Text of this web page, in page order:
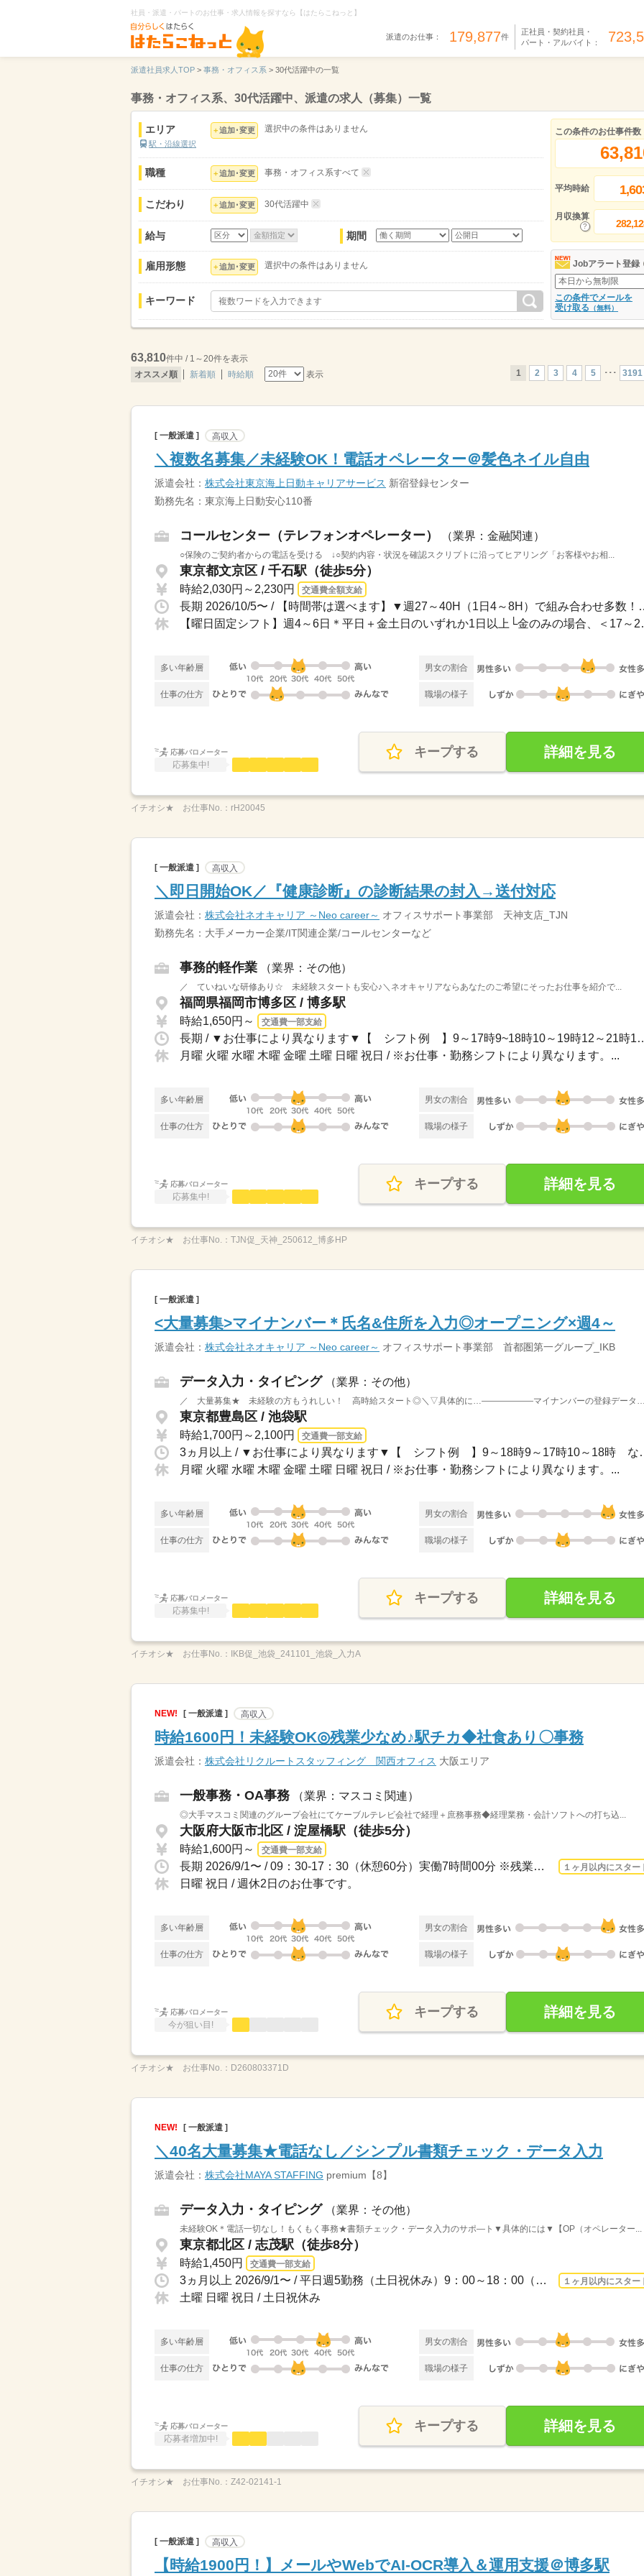
社員・派遣・パートのお仕事・求人情報を探すなら【はたらこねっと】
派遣のお仕事： 179,877件
正社員・契約社員・
パート・アルバイト：
派遣社員求人TOP > 事務・オフィス系 > 30代活躍中の一覧
事務・オフィス系、30代活躍中、派遣の求人（募集）一覧
エリア
駅・沿線選択
追加･変更 選択中の条件はありません
職種 追加･変更 事務・オフィス系すべて
こだわり 追加･変更 30代活躍中
給与 期間
雇用形態 追加･変更 選択中の条件はありません
キーワード
この条件のお仕事件数
平均時給
月収換算
Jobアラート登録
この条件でメールを
受け取る （無料）
63,810件中 / 1～20件を表示
オススメ順
新着順 時給順 表示 1 2 3 4 5 ･･･ 3191
[ 一般派遣 ] 高収入
＼複数名募集／未経験OK！電話オペレーター＠髪色ネイル自由
派遣会社： 株式会社東京海上日動キャリアサービス 新宿登録センター
勤務先名：東京海上日動安心110番
コールセンター（テレフォンオペレーター） （業界：金融関連）
○保険のご契約者からの電話を受ける ↓○契約内容・状況を確認スクリプトに沿ってヒアリング「お客様やお相...
東京都文京区 / 千石駅（徒歩5分）
時給2,030円～2,230円 交通費全額支給
長期 2026/10/5〜 / 【
【曜日固定
多い年齢層 男女の割合
仕事の仕方 職場の様子
応募バロメーター
応募集中!
キープする 詳細を見る
イチオシ★ お仕事No.： rH20045
[ 一般派遣 ] 高収入
＼即日開始OK／『健康診断』の診断結果の封入→送付対応
派遣会社： 株式会社ネオキャリア ～Neo career～ オフィスサポート事業部 天神支店_TJN
勤務先名：大手メーカー企業/IT関連企業/コールセンターなど
事務的軽作業 （業界：その他）
／ ていねいな研修あり☆ 未経験スタートも安心♪＼ネオキャリアならあなたのご希望にそったお仕事を紹介で...
福岡県福岡市博多区 / 博多駅
時給1,650円～ 交通費一部支給
長期 / ▼お仕事により異なります▼
月曜 火曜 水曜 木曜 金曜 土曜 日曜 祝日 / ※お仕事・勤務シフトにより異なります。...
多い年齢層 男女の割合
仕事の仕方 職場の様子
応募バロメーター
応募集中!
キープする 詳細を見る
イチオシ★ お仕事No.： TJN促_天神_250612_博多HP
[ 一般派遣 ]
<大量募集>マイナンバー＊氏名&住所を入力◎オープニング×週4～
派遣会社： 株式会社ネオキャリア ～Neo career～ オフィスサポート事業部 首都圏第一グループ_IKB
データ入力・タイピング （業界：その他）
／ 大量募集★ 未経験の方もうれしい！ 高時給スタート◎＼▽具体的に
東京都豊島区 / 池袋駅
時給1,700円～2,100円 交通費一部支給
3ヵ月以上 / ▼お仕
月曜 火曜 水曜 木曜 金曜 土曜 日曜 祝日 / ※お仕事・勤務シフトにより異なります。...
多い年齢層 男女の割合
仕事の仕方 職場の様子
応募バロメーター
応募集中!
キープする 詳細を見る
イチオシ★ お仕事No.： IKB促_池袋_241101_池袋_入力A
NEW! [ 一般派遣 ] 高収入
時給1600円！未経験OK◎残業少なめ♪駅チカ◆社食あり〇事務
派遣会社： 株式会社リクルートスタッフィング 関西オフィス 大阪エリア
一般事務・OA事務 （業界：マスコミ関連）
◎大手マスコミ関連のグループ会社にてケーブルテレビ会社で経理＋庶務事務◆経理業務・会計ソフトへの打ち込...
大阪府大阪市北区 / 淀屋橋駅（徒歩5分）
時給1,600円～ 交通費一部支給
長期 2026/9/1〜 / 09：30-17：30（休憩60分）実働7時間00分 ※残業時間：月0時間～5時... １ヶ月以内にスター
日曜 祝日 / 週休2日のお仕事です。
多い年齢層 男女の割合
仕事の仕方 職場の様子
応募バロメーター
今が狙い目!
キープする 詳細を見る
イチオシ★ お仕事No.： D260803371D
NEW! [ 一般派遣 ]
＼40名大量募集★電話なし／シンプル書類チェック・データ入力
派遣会社： 株式会社MAYA STAFFING premium【8】
データ入力・タイピング （業界：その他）
未経験OK＊電話一切なし！もくもく事務★書類チェック・データ入力のサポ―ト▼具体的には▼【OP（オペレーター...
東京都北区 / 志茂駅（徒歩8分）
時給1,450円 交通費一部支給
3ヵ月以上 2026/9/1〜 / 平日週5勤務（土日祝休み）9：00～18：00（実働8時間/休憩1時... １ヶ月以内にスター
土曜 日曜 祝日 / 土日祝休み
多い年齢層 男女の割合
仕事の仕方 職場の様子
応募バロメーター
応募者増加中!
キープする 詳細を見る
イチオシ★ お仕事No.： Z42-02141-1
[ 一般派遣 ] 高収入
【時給1900円！】メールやWebでAI-OCR導入＆運用支援＠博多駅